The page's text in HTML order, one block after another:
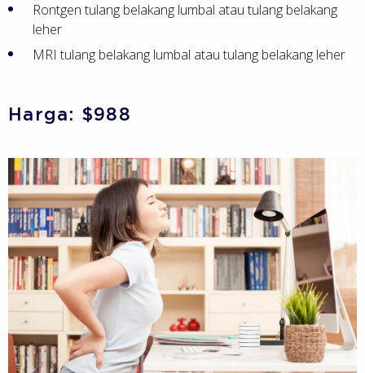
Rontgen tulang belakang lumbal atau tulang belakang
leher
MRI tulang belakang lumbal atau tulang belakang leher
Harga: $988